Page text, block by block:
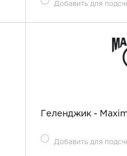
Добавить для
Геленджик -
Добавить для